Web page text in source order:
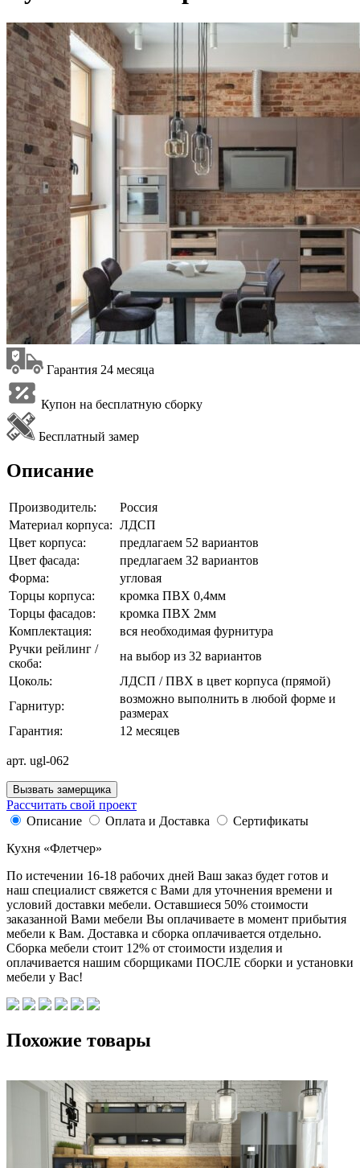
Гарантия 24 месяца
Купон на бесплатную сборку
Бесплатный замер
Описание
Производитель:
Россия
Материал корпуса: ЛДСП
Цвет корпуса:
предлагаем 52 вариантов
Цвет фасада:
предлагаем 32 вариантов
Форма:
угловая
Торцы корпуса:
кромка ПВХ 0,4мм
Торцы фасадов:
кромка ПВХ 2мм
Комплектация:
вся необходимая фурнитура
Ручки рейлинг /
скоба:
на выбор из 32 вариантов
Цоколь:
ЛДСП / ПВХ в цвет корпуса (прямой)
Гарнитур:
возможно выполнить в любой форме и
размерах
Гарантия:
12 месяцев
арт. ugl-062
Вызвать замерщика
Рассчитать свой проект
Описание
Оплата и Доставка
Сертификаты
Кухня «Флетчер»
По истечении 16-18 рабочих дней Ваш заказ будет готов и
наш специалист свяжется с Вами для уточнения времени и
условий доставки мебели. Оставшиеся 50% стоимости
заказанной Вами мебели Вы оплачиваете в момент прибытия
мебели к Вам. Доставка и сборка оплачивается отдельно.
Сборка мебели стоит 12% от стоимости изделия и
оплачивается нашим сборщиками ПОСЛЕ сборки и установки
мебели у Вас!
Похожие товары